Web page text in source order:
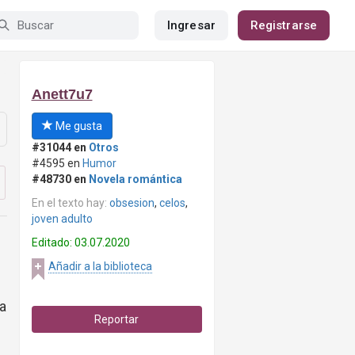
Ingresar Registrarse
Anett7u7
Me gusta
#31044 en Otros
#4595 en Humor
#48730 en Novela romántica
En el texto hay: obsesion, celos,
joven adulto
Editado: 03.07.2020
Añadir a la biblioteca
Reportar